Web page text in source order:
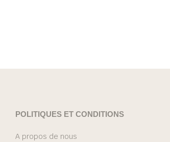
POLITIQUES ET CONDITIONS
A propos de nous